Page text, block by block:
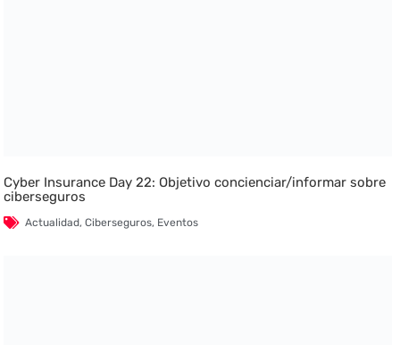
Cyber Insurance Day 22: Objetivo concienciar/informar sobre
ciberseguros
Actualidad,Ciberseguros, Eventos